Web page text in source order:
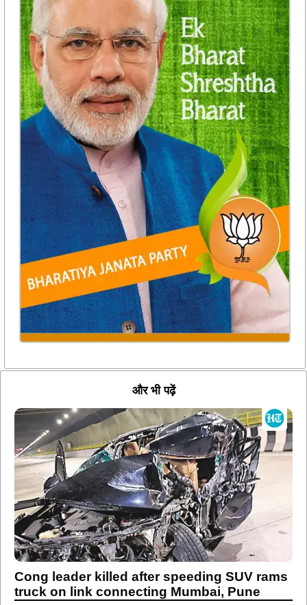
और भी पढ़ें
Cong leader killed after speeding SUV rams
truck on link connecting Mumbai, Pune